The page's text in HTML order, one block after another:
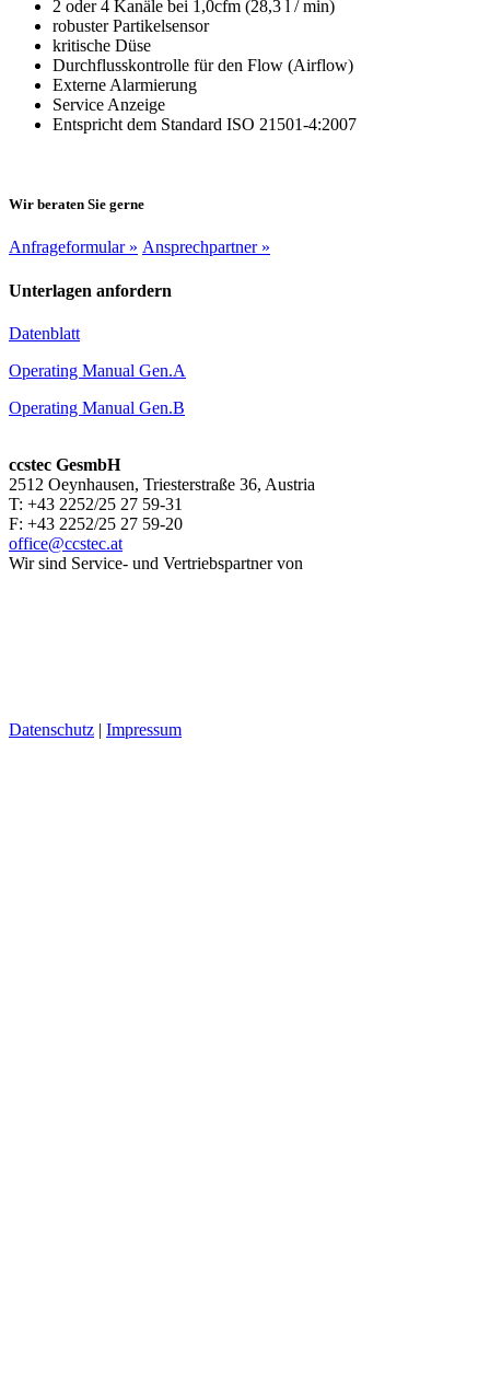
2 oder 4 Kanäle bei 1,0cfm (28,3 l / min)
robuster Partikelsensor
kritische Düse
Durchflusskontrolle für den Flow (Airflow)
Externe Alarmierung
Service Anzeige
Entspricht dem Standard ISO 21501-4:2007
Wir beraten Sie gerne
Anfrageformular » Ansprechpartner »
Unterlagen anfordern
Datenblatt
Operating Manual Gen.A
Operating Manual Gen.B
ccstec GesmbH
2512 Oeynhausen, Triesterstraße 36, Austria
T: +43 2252/25 27 59-31
F: +43 2252/25 27 59-20
office@ccstec.at
Wir sind Service- und Vertriebspartner von
Datenschutz | Impressum